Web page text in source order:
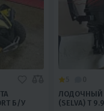
Б/У
ЛОДОЧНЫЙ
(SELVA) T